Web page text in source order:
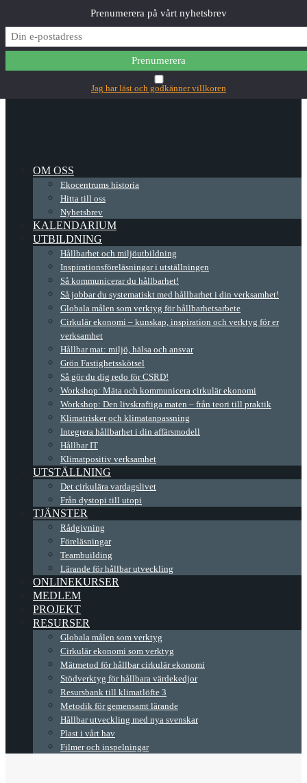
✕Main Menu
OM OSS
Ekocentrums historia
Hitta till oss
Nyhetsbrev
KALENDARIUM
UTBILDNING
Hållbarhet och miljöutbildning
Inspirationsföreläsningar i utställningen
Så kommunicerar du hållbarhet!
Så jobbar du systematiskt med hållbarhet i din verksamhet!
Globala målen som verktyg för hållbarhetsarbete
Cirkulär ekonomi – kunskap, inspiration och verktyg för er
verksamhet
Hållbar mat: miljö, hälsa och ansvar
Grön Fastighetsskötsel
Så gör du dig redo för CSRD!
Workshop: Mäta och kommunicera cirkulär ekonomi
Workshop: Den livskraftiga maten – från teori till praktik
Klimatrisker och klimatanpassning
Integrera hållbarhet i din affärsmodell
Hållbar IT
Klimatpositiv verksamhet
UTSTÄLLNING
Det cirkulära vardagslivet
Från dystopi till utopi
TJÄNSTER
Rådgivning
Föreläsningar
Teambuilding
Lärande för hållbar utveckling
ONLINEKURSER
MEDLEM
PROJEKT
RESURSER
Globala målen som verktyg
Cirkulär ekonomi som verktyg
Mätmetod för hållbar cirkulär ekonomi
Stödverktyg för hållbara värdekedjor
Resursbank till klimatlöfte 3
Metodik för gemensamt lärande
Hållbar utveckling med nya svenskar
Plast i vårt hav
Filmer och inspelningar
Prenumerera på vårt nyhetsbrev
Jag har läst och godkänner villkoren